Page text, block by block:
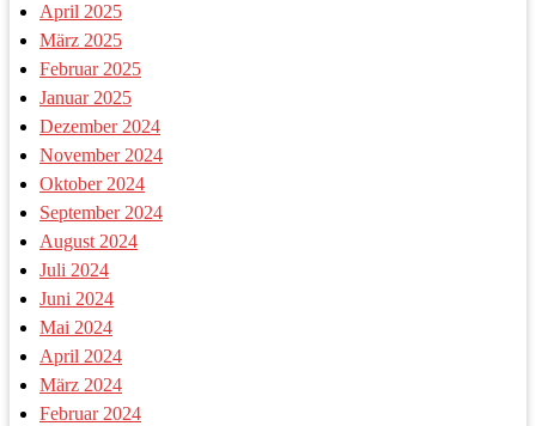
April 2025
März 2025
Februar 2025
Januar 2025
Dezember 2024
November 2024
Oktober 2024
September 2024
August 2024
Juli 2024
Juni 2024
Mai 2024
April 2024
März 2024
Februar 2024